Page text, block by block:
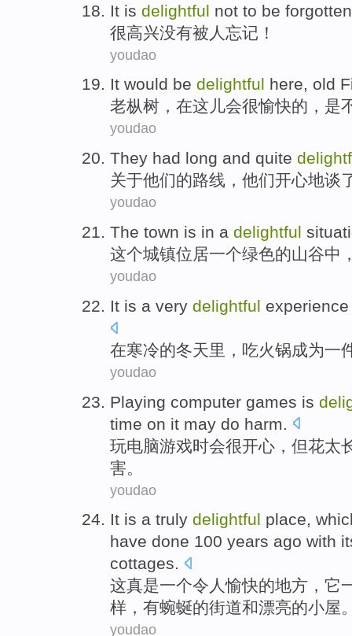
It is delightful not to be forgotten
很高兴没有被 人忘记！
youdao
It would be delightful here, old
老枞树 ， 在这儿会很愉快的，是
youdao
They had long and quite
关于他们的路线 ， 他们开心地谈
youdao
The town is in a delightful
这个城镇位居一个绿色的山谷中
youdao
It is a very delightful
在寒冷的冬天里， 吃火锅成为一
youdao
Playing computer games is
time on it may do harm
玩电脑游戏时会很开心， 但花太
害。
youdao
It is a truly delightful place,
have done 100 years ago with
cottages.
这真是一个令人愉快的地方 ， 它
样 ， 有蜿蜒的街道和漂亮的小屋
youdao